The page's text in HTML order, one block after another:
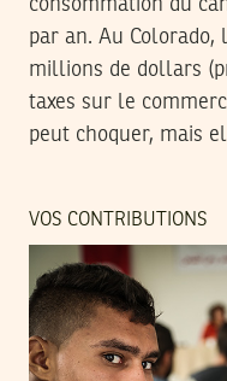
consommation du
par an. Au Colorado,
millions de dollars
taxes sur le
peut choquer, mais
VOS CONTRIBUTIONS